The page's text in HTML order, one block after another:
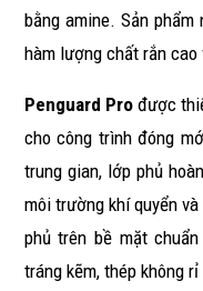
bằng amine. Sản
hàm lượng chất rắn
Penguard Prođược
cho công trình đóng
trung gian, lớp phủ
môi trường khí quyển
phủ trên bề mặt
tráng kẽm, thép không